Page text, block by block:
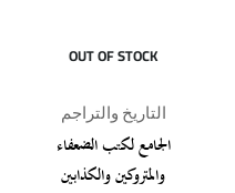
OUT OF STOCK
التاريخ والتراجم
الجامع لكتب الضعفاء
والمتروكين والكذابين